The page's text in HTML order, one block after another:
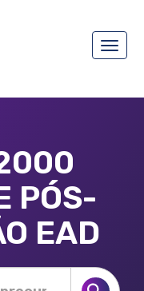
Toggle
PÓS-
EAD